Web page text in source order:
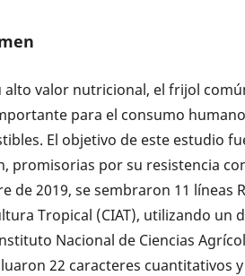
alto valor nutricional, el frijol
para el consumo
El objetivo de este estudio
promisorias por su resistencia
de 2019, se sembraron 11 líneas
Tropical (CIAT), utilizando un
Nacional de Ciencias
22 caracteres cuantitativos